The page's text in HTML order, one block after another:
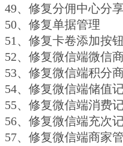
49、修复分佣中心分
50、修复单据管理
51、修复卡卷添加按
52、修复微信端微信
53、修复微信端积分
54、修复微信端储值
55、修复微信端消费
56、修复微信端充次
57、修复微信端商家